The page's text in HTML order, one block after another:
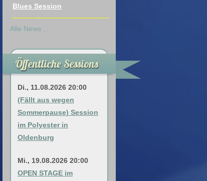
Blues Session
Alle News ...
Öffentliche Sessions
Di., 11.08.2026 20:00
(Fällt aus wegen
Sommerpause) Session
im Polyester in
Oldenburg
Mi., 19.08.2026 20:00
OPEN STAGE im